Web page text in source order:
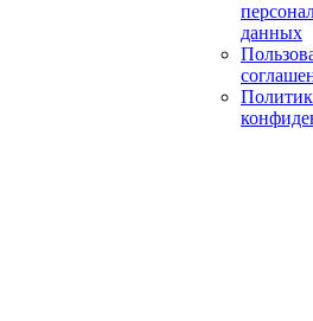
данных